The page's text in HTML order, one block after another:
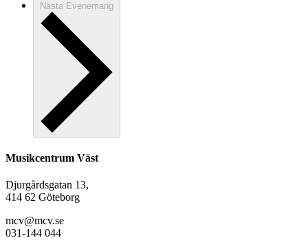
Nästa Evenemang
Musikcentrum Väst
Djurgårdsgatan 13,
414 62 Göteborg
mcv@mcv.se
031-144 044